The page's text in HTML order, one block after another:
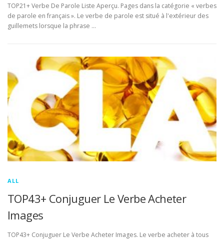
TOP21+ Verbe De Parole Liste Aperçu. Pages dans la catégorie « verbes
de parole en français ». Le verbe de parole est situé à l'extérieur des
guillemets lorsque la phrase …
ALL
TOP43+ Conjuguer Le Verbe Acheter
Images
TOP43+ Conjuguer Le Verbe Acheter Images. Le verbe acheter à tous